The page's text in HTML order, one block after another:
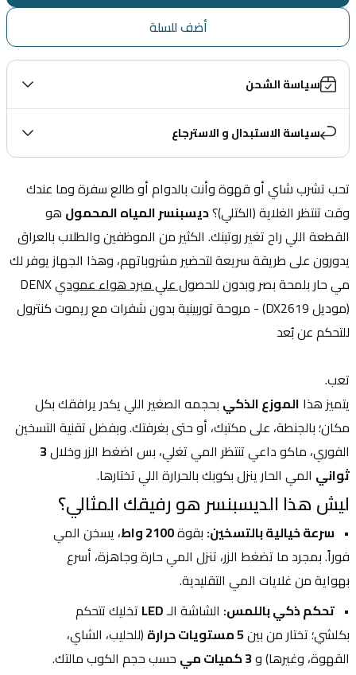
أضف للسلة
سياسة الشحن
سياسة الاستبدال و الاسترجاع
وقت تنتظر الغلاية (الكتلي)؟ ديسبنسر المياه المحمول
مي حار بلمحة بصر وبدون للحصول علي مبرد هواء عمودي
للتحكم عن بُعد
تعب.
يتميز هذا الموزع الذكي
الفوري، ماكو داعي تنتظر المي تغلي، بس اضغط الزر وخلال
ثواني المي الحار ينزل بكوبك بالحرارة اللي تختارها.
ليش هذا الديسبنسر هو رفيقك المثالي؟
سرعة خيالية بالتسخين: بقوة 2100 واط
بهواية من غلايات المي التقليدية.
تحكم ذكي باللمس: الشاشة الـ LED
بكلشي؛ تختار من بين 5 مستويات حرارة
القهوة، وغيرها) و 3 كميات مي
حسب حجم الكوب مالتك.